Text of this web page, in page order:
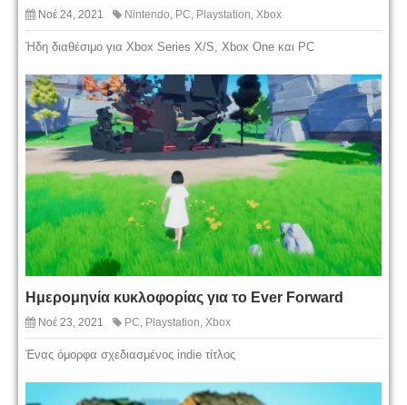
Νοέ 24, 2021 Nintendo PC Playstation Xbox
Ήδη διαθέσιμο για Xbox Series X/S, Xbox One και PC
Ημερομηνία κυκλοφορίας για το Ever Forward
Νοέ 23, 2021 PC, Playstation, Xbox
Ένας όμορφα σχεδιασμένος indie τίτλος